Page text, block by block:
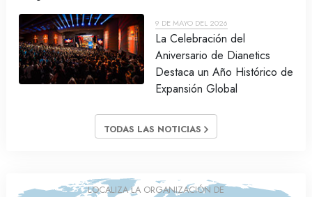
9 DE MAYO DEL 2026
La Celebración del
Aniversario de Dianetics
Destaca un Año Histórico de
Expansión Global
TODAS LAS NOTICIAS
LOCALIZA LA ORGANIZACIÓN DE